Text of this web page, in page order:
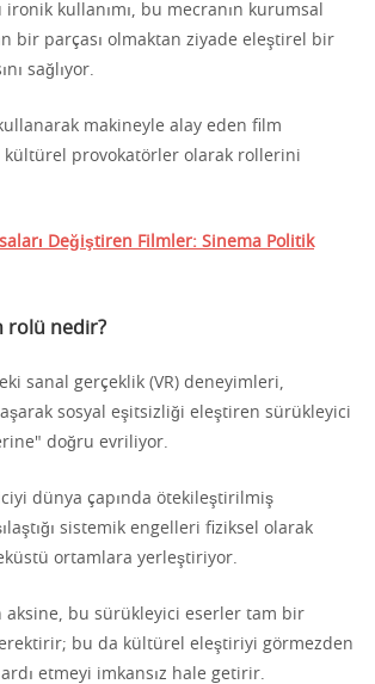
ironik kullanımı, bu mecranın kurumsal
bir parçası olmaktan ziyade eleştirel bir
sağlıyor.
makineyle alay eden film
kültürel provokatörler olarak rollerini
Değiştiren Filmler: Sinema Politik
rolü nedir?
sanal gerçeklik (VR) deneyimleri,
sosyal eşitsizliği eleştiren sürükleyici
doğru evriliyor.
dünya çapında ötekileştirilmiş
sistemik engelleri fiziksel olarak
ortamlara yerleştiriyor.
bu sürükleyici eserler tam bir
bu da kültürel eleştiriyi görmezden
etmeyi imkansız hale getirir.